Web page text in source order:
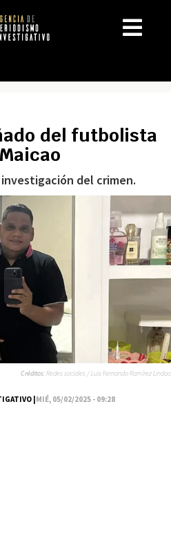
del futbolista
del crimen.
|MIÉ, 05/02/2025 - 09:28
Créditos:Redes sociales / Luis Fernando Ramírez Lindao